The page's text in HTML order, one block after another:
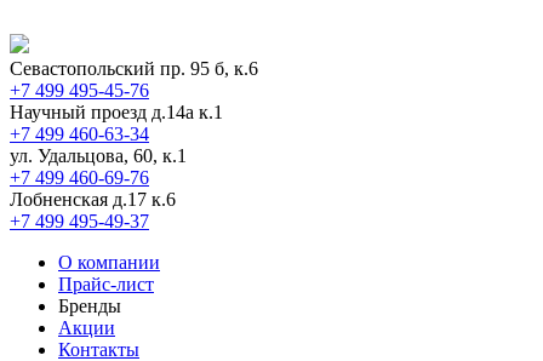
Севастопольский пр. 95 б, к.6
+7 499 495-45-76
Научный проезд д.14а к.1
+7 499 460-63-34
ул. Удальцова, 60, к.1
+7 499 460-69-76
Лобненская д.17 к.6
+7 499 495-49-37
О компании
Прайс-лист
Бренды
Акции
Контакты